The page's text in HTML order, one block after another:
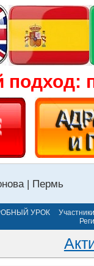
подход:
| Пермь
УРОК
Участники